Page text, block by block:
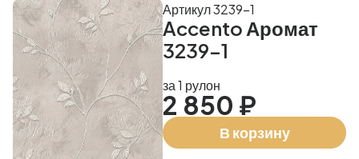
Accento Аромат
3239-1
Артикул 3239-1
за 1 рулон
2 850 ₽
В корзину